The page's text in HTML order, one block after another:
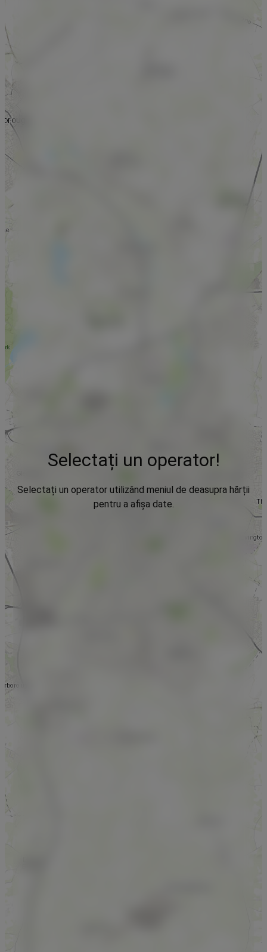
Selectați un operator!
Selectați un operator utilizând meniul de deasupra hărții
pentru a afișa date.